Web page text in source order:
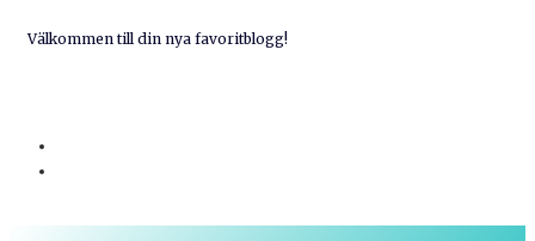
Välkommen till din nya favoritblogg!